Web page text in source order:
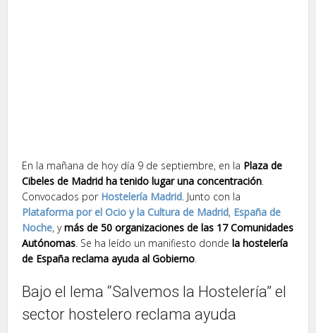
En la mañana de hoy día 9 de septiembre, en la Plaza de
Cibeles de Madrid ha tenido lugar una concentración.
Convocados por Hostelería Madrid. Junto con la
Plataforma por el Ocio y la Cultura de Madrid, España de
Noche, ymás de 50 organizaciones de las 17 Comunidades
Autónomas. Se ha leído un manifiesto donde la hostelería
de España reclama ayuda al Gobierno.
Bajo el lema “Salvemos la Hostelería” el
sector hostelero reclama ayuda